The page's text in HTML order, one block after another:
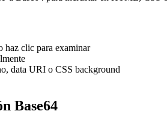
haz clic para examinar
data URI o CSS background
Base64